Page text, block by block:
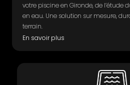
votre piscine en Gironde, de l’étude
en eau. Une solution sur mesure,
terrain.
En savoir plus